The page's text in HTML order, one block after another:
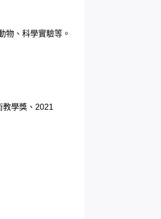
物、科學實驗等。
教學獎、2021